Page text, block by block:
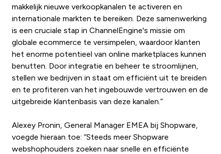
makkelijk nieuwe verkoopkanalen te activeren en
internationale markten te bereiken. Deze samenwerking
is een cruciale stap in ChannelEngine's missie om
globale ecommerce te versimpelen, waardoor klanten
het enorme potentieel van online marketplaces kunnen
benutten. Door integratie en beheer te stroomlijnen,
stellen we bedrijven in staat om efficiënt uit te breiden
en te profiteren van het ingebouwde vertrouwen en de
uitgebreide klantenbasis van deze kanalen.”
Alexey Pronin, General Manager EMEA bij Shopware,
voegde hieraan toe: “Steeds meer Shopware
webshophouders zoeken naar snelle en efficiënte